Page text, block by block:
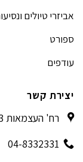
אביזרי טיולים
ספורט
עודפים
יצירת קשר
רח' העצמאות 53, חיפה
04-8332331